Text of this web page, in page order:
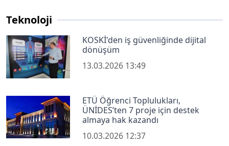
Teknoloji
KOSKİ'den iş güvenliğinde dijital
dönüşüm
13.03.2026 13:49
ETÜ Öğrenci Toplulukları,
ÜNİDES’ten 7 proje için destek
almaya hak kazandı
10.03.2026 12:37